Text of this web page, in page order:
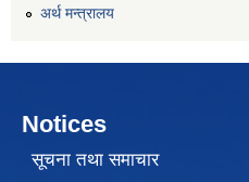
अर्थ मन्त्रालय
Notices
सूचना तथा समाचार